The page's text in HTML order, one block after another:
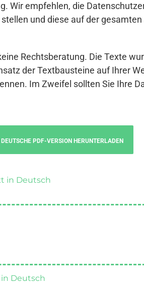
Wir empfehlen, die
und diese auf der
Rechtsberatung. Die Texte
der Textbausteine auf Ihrer
Im Zweifel sollten Sie Ihre
DEUTSCHE PDF-VERSION HERUNTERLADEN
in Deutsch
Deutsch